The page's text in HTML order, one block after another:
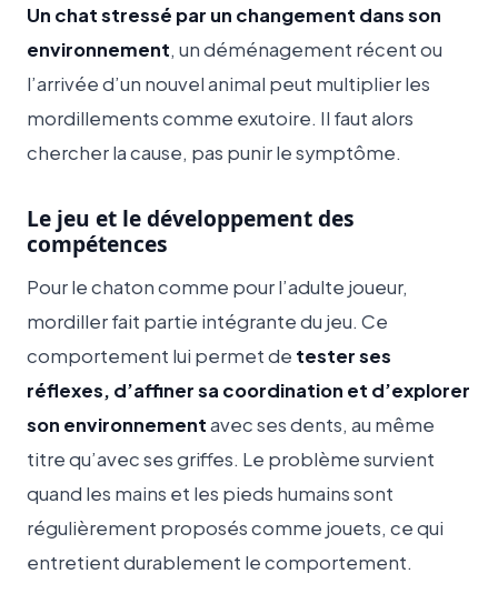
Un chat stressé par un changement dans son
environnement, un déménagement récent ou
l’arrivée d’un nouvel animal peut multiplier les
mordillements comme exutoire. Il faut alors
chercher la cause, pas punir le symptôme.
Le jeu et le développement des
compétences
Pour le chaton comme pour l’adulte joueur,
mordiller fait partie intégrante du jeu. Ce
comportement lui permet de tester ses
réflexes, d’affiner sa coordination et d’explorer
son environnementavec ses dents, au même
titre qu’avec ses griffes. Le problème survient
quand les mains et les pieds humains sont
régulièrement proposés comme jouets, ce qui
entretient durablement le comportement.